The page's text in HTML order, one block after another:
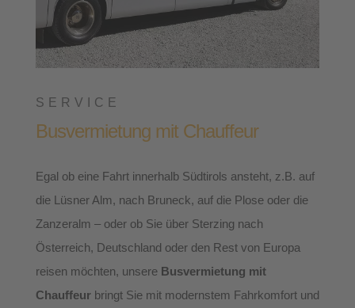
SERVICE
Busvermietung mit Chauffeur
Egal ob eine Fahrt innerhalb Südtirols ansteht, z.B. auf
die Lüsner Alm, nach Bruneck, auf die Plose oder die
Zanzeralm – oder ob Sie über Sterzing nach
Österreich, Deutschland oder den Rest von Europa
reisen möchten, unsere Busvermietung mit
Chauffeurbringt Sie mit modernstem Fahrkomfort und